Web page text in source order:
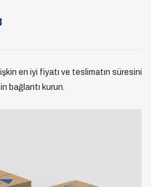
en iyi fiyatı ve teslimatın süresini
bağlantı kurun.